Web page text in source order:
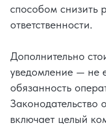
способом снизить
ответственности.
Дополнительно
уведомление — не
обязанность
Законодательство
включает целый